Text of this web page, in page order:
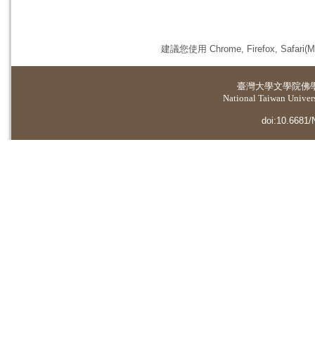
建議您使用 Chrome, Firefox,
臺灣大學文學院佛
National Taiwan
doi:10.6681/